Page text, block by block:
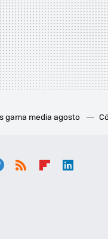
gama media agosto